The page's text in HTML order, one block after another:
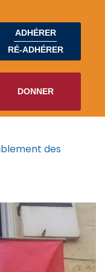
ADHÉRER
RÉ-ADHÉRER
DONNER
des